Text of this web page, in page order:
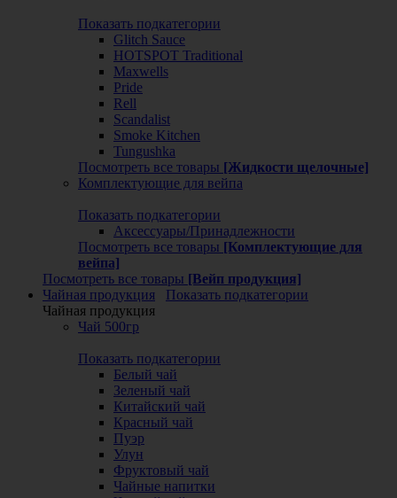
Показать подкатегории
Glitch Sauce
HOTSPOT Traditional
Maxwells
Pride
Rell
Scandalist
Smoke Kitchen
Tungushka
Посмотреть все товары [Жидкости щелочные]
Комплектующие для вейпа
Показать подкатегории
Аксессуары/Принадлежности
Посмотреть все товары [Комплектующие для
вейпа]
Посмотреть все товары [Вейп продукция]
Чайная продукция
Показать подкатегории
Чайная продукция
Чай 500гр
Показать подкатегории
Белый чай
Зеленый чай
Китайский чай
Красный чай
Пуэр
Улун
Фруктовый чай
Чайные напитки